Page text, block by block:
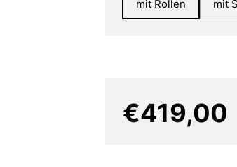
mit Rollen mit
€419,00